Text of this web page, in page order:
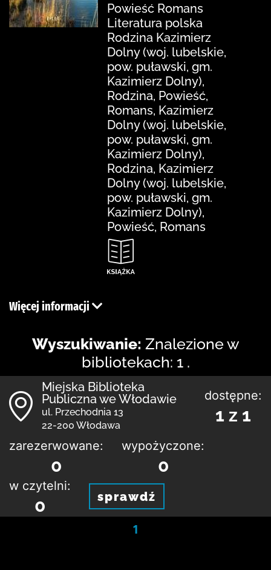
Powieść Romans
Literatura polska
Rodzina Kazimierz
Dolny (woj. lubelskie,
pow. puławski, gm.
Kazimierz Dolny),
Rodzina, Powieść,
Romans, Kazimierz
Dolny (woj. lubelskie,
pow. puławski, gm.
Kazimierz Dolny),
Rodzina, Kazimierz
Dolny (woj. lubelskie,
pow. puławski, gm.
Kazimierz Dolny),
Powieść, Romans
Więcej informacji
Wyszukiwanie: Znalezione w
bibliotekach: 1 .
Miejska Biblioteka
Publiczna we Włodawie
ul. Przechodnia 13
22-200 Włodawa
dostępne:
1 z 1
zarezerwowane:
0
wypożyczone:
0
w czytelni:
0 sprawdź
1